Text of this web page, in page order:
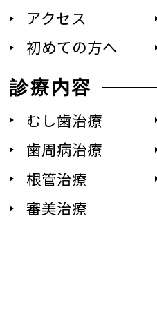
アクセス
初めての方へ
診療内容
むし歯治療
歯周病治療
根管治療
審美治療